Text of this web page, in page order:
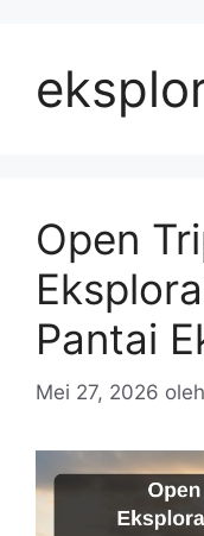
Open
Pantai
Mei 27, 2026 oleh